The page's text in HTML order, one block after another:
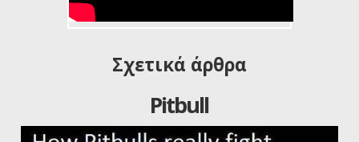
Σχετικά άρθρα
Pitbull